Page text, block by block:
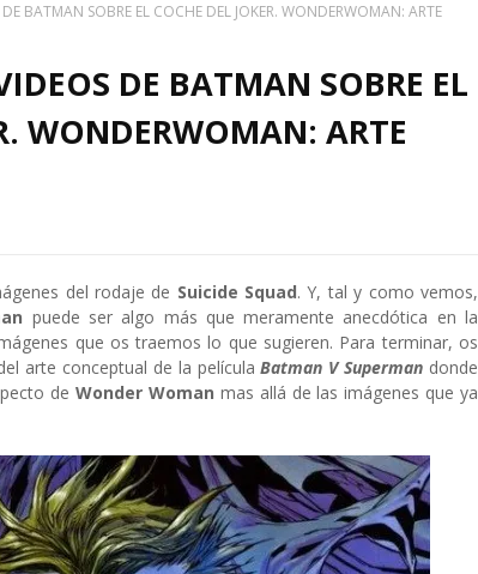
BATMAN SOBRE EL COCHE DEL JOKER. WONDERWOMAN: ARTE
DE BATMAN SOBRE EL
WONDERWOMAN: ARTE
del rodaje de Suicide Squad. Y, tal y como vemos,
puede ser algo más que meramente anecdótica en la
que os traemos lo que sugieren. Para terminar, os
arte conceptual de la películaBatman V Superman donde
deWonder Woman mas allá de las imágenes que ya